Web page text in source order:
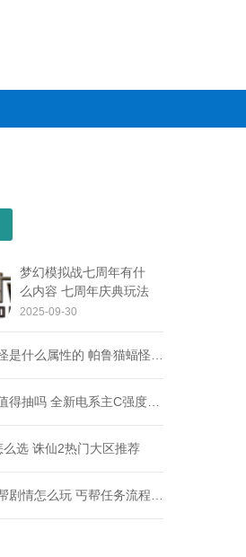
梦幻模拟战七周年有什
么内容 七周年庆典玩法
详细介绍
2025-09-30
选 诛仙2热门大区推荐